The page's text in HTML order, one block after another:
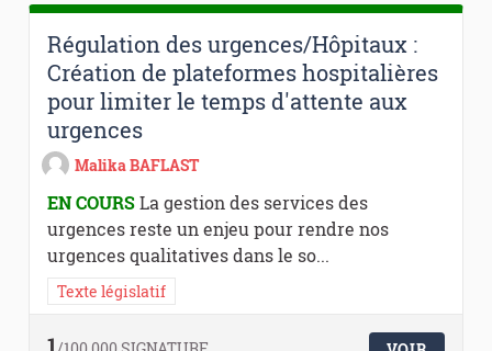
Régulation des urgences/Hôpitaux :
Création de plateformes hospitalières
pour limiter le temps d'attente aux
urgences
Malika BAFLAST
EN COURSLa gestion des services des
urgences reste un enjeu pour rendre nos
urgences qualitatives dans le so...
Texte législatif